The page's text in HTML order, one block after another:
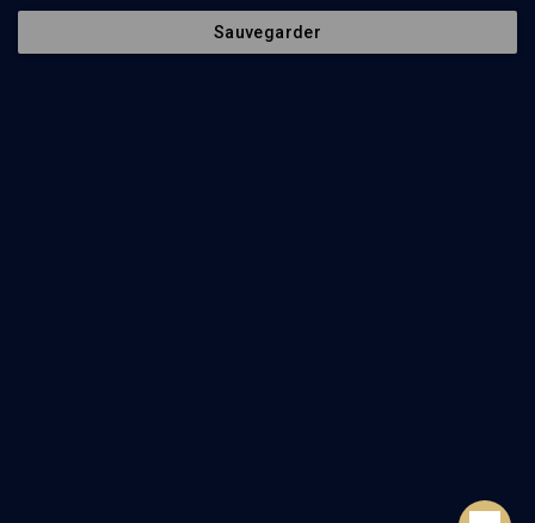
Société
Histoire
La rédaction
Nos soutiens
Sauvegarder